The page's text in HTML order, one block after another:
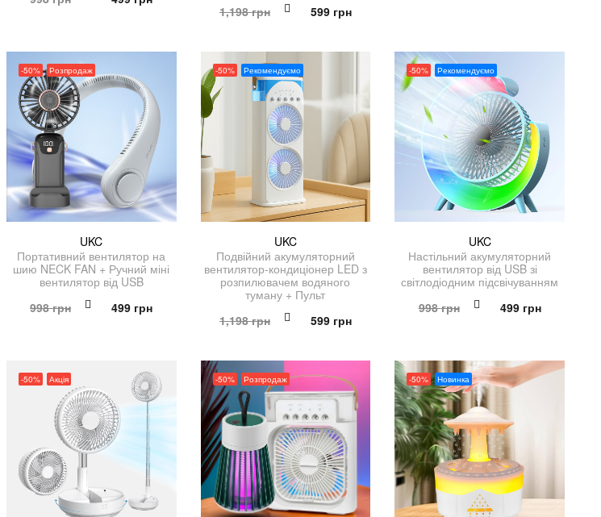
1,198грн
Оригінальна
599 грнПоточна
-50% Розпродаж
UKC
Портативний вентилятор на
шию NECK FAN + Ручний міні
вентилятор від USB
998грн
Оригінальна
499 грнПоточна
-50% Рекомендуємо
UKC
Подвійний акумуляторний
вентилятор-кондиціонер LED з
розпилювачем водяного
туману + Пульт
1,198грн
Оригінальна
599 грнПоточна
-50% Рекомендуємо
UKC
Настільний акумуляторний
вентилятор від USB зі
світлодіодним підсвічуванням
998грн
Оригінальна
499 грнПоточна
-50% Акція -50% Розпродаж -50% Новинка